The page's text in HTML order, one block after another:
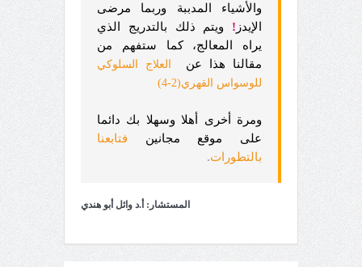
والأشياء المدببة وربما مرضى
الإيدز ! ويتم ذلك بالتدريج الذي
يراه المعالج، كما ستفهم من
مقالنا هذا عن
العلاج السلوكي
للوسواس القهري(2-4)
ومرة أخرى أهلا وسهلا بك دائما
على موقع مجانين فتابعنا
بالتطورات.
المستشار: أ.د وائل أبو هندي